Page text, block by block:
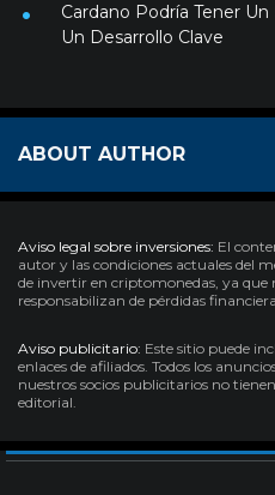
Cardano Podría Tener
Un Desarrollo Clave
ABOUT AUTHOR
Aviso legal sobre inversiones: El
autor y las condiciones actuales del
de invertir en criptomonedas, ya que
responsabilizan de pérdidas
Aviso publicitario: Este sitio puede
enlaces de afiliados. Todos los
nuestros socios publicitarios no
editorial.